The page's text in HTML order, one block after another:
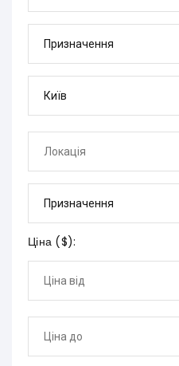
Призначення
Призначення
Ціна ($):